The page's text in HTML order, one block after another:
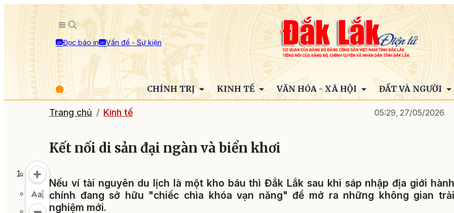
Đọc báo in Vấn đề - Sự kiện
CHÍNH TRỊ KINH TẾ VĂN HÓA - XÃ HỘI ĐẤT VÀ NGƯỜI
Trang chủ Kinh tế 05:29, 27/05/2026
Kết nối di sản đại ngàn và biển khơi
Nếu ví tài nguyên du lịch là một kho báu thì Đắk Lắk sau khi sáp nhập địa giới hành
chính đang sở hữu "chiếc chìa khóa vạn năng" để mở ra những không gian trải
nghiệm mới.